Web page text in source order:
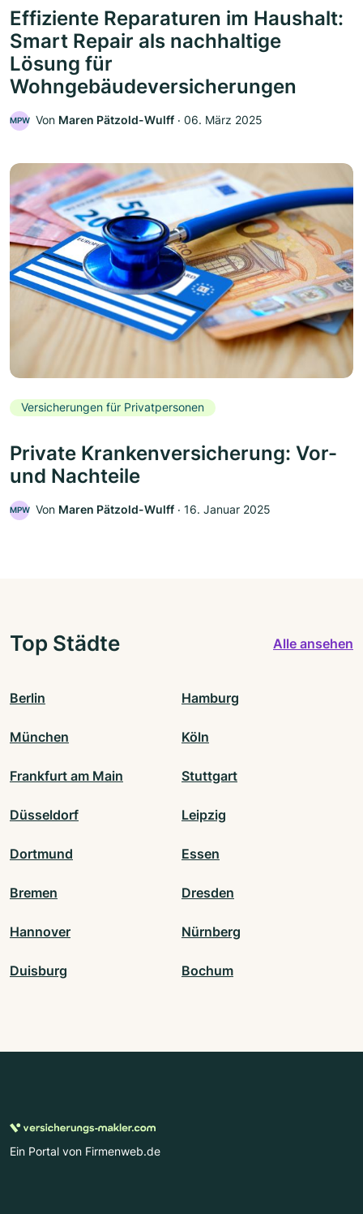
Effiziente Reparaturen im Haushalt:
Smart Repair als nachhaltige
Lösung für
Wohngebäudeversicherungen
MPW Von Maren Pätzold-Wulff ‧ 06. März 2025
Versicherungen für Privatpersonen
Private Krankenversicherung: Vor-
und Nachteile
MPW Von Maren Pätzold-Wulff ‧ 16. Januar 2025
Top Städte Alle ansehen
Berlin Hamburg
München Köln
Frankfurt am Main Stuttgart
Düsseldorf Leipzig
Dortmund Essen
Bremen Dresden
Hannover Nürnberg
Duisburg Bochum
Ein Portal von Firmenweb.de